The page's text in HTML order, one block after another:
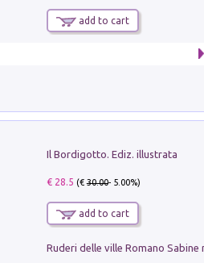
add to cart
Il Bordigotto. Ediz. illustrata
€ 28.5 (€30.00- 5.00%)
add to cart